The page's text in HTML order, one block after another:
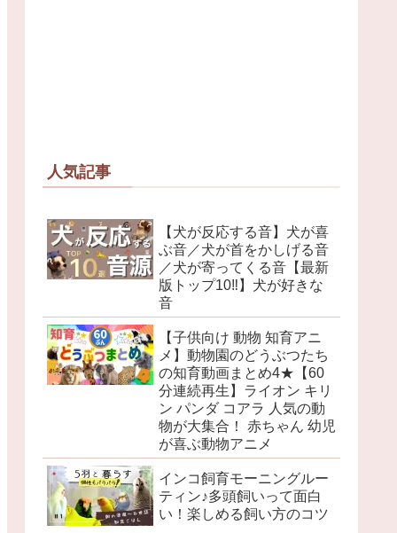
人気記事
【犬が反応する音】犬が喜
ぶ音／犬が首をかしげる音
／犬が寄ってくる音【最新
版トップ10‼︎】犬が好きな
音
【子供向け 動物 知育アニ
メ】動物園のどうぶつたち
の知育動画まとめ4★【60
分連続再生】ライオン キリ
ン パンダ コアラ 人気の動
物が大集合！ 赤ちゃん 幼児
が喜ぶ動物アニメ
インコ飼育モーニングルー
ティン♪多頭飼いって面白
い！楽しめる飼い方のコツ